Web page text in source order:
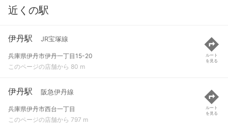
近くの駅
伊丹駅 JR宝塚線
兵庫県伊丹市伊丹一丁目15-20
このページの店舗から 80 m
ルート
を見る
伊丹駅 阪急伊丹線
兵庫県伊丹市西台一丁目
このページの店舗から 797 m
ルート
を見る